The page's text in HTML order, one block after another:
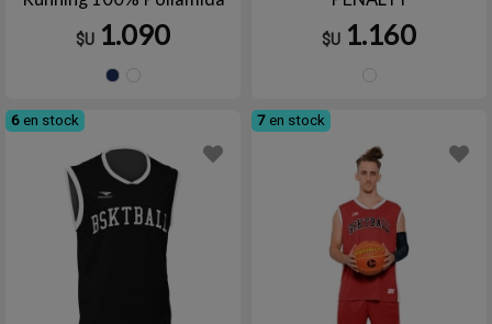
ELITE
$U 1.090 $U 1.160
6 en stock 7 en stock